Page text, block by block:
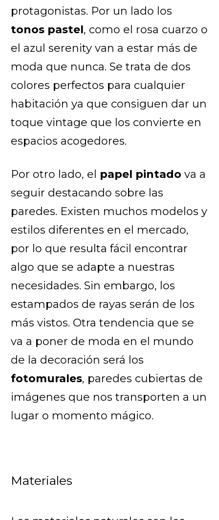
protagonistas. Por un lado los
tonos pastel, como el rosa cuarzo o
el azul serenity van a estar más de
moda que nunca. Se trata de dos
colores perfectos para cualquier
habitación ya que consiguen dar un
toque vintage que los convierte en
espacios acogedores.
Por otro lado, el papel pintado va a
seguir destacando sobre las
paredes. Existen muchos modelos y
estilos diferentes en el mercado,
por lo que resulta fácil encontrar
algo que se adapte a nuestras
necesidades. Sin embargo, los
estampados de rayas serán de los
más vistos. Otra tendencia que se
va a poner de moda en el mundo
de la decoración será los
fotomurales, paredes cubiertas de
imágenes que nos transporten a un
lugar o momento mágico.
Materiales